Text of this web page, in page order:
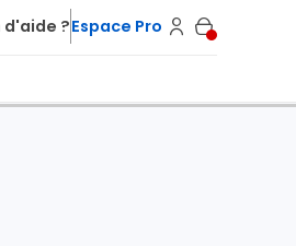
d'aide ?Espace Pro